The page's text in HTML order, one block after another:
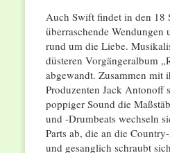
Auch Swift findet in den 18
überraschende Wendungen
rund um die Liebe.
düsteren Vorgängeralbum
abgewandt. Zusammen mit
Produzenten Jack Antonoff
poppiger Sound die
und -Drumbeats wechseln
Parts ab, die an die
und gesanglich schraubt